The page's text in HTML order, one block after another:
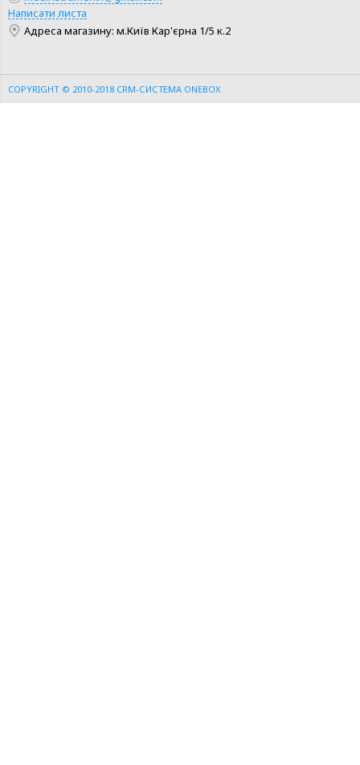
Написати листа
Адреса магазину: м.Київ Кар'єрна 1/5 к.2
COPYRIGHT © 2010-2018 CRM-СИСТЕМА ONEBOX